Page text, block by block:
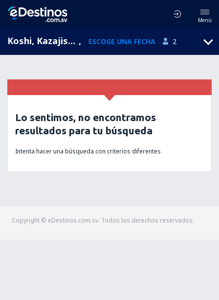
Menú
Koshi, Kazajistán , ESCOGE UNA FECHA 2
Lo sentimos, no encontramos
resultados para tu búsqueda
Intenta hacer una búsqueda con criterios diferentes
Copyright © eDestinos.com.sv. Todos los derechos reservados.